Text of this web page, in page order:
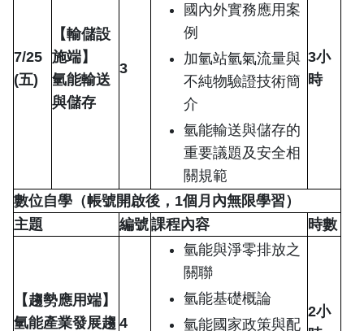
7/25
(五)
【輸儲設
施端】
氫能輸送
與儲存
3
國內外實務應用案
例
加氫站氫氣流量與
不純物驗證技術簡
介
氫能輸送與儲存的
重要議題及安全相
關規範
3小
時
數位自學（帳號開啟後，1個月內無限學習）
主題
編號課程內容 時數
【趨勢應用端】
氫能產業發展趨 4
氫能與淨零排放之
關聯
氫能基礎概論
氫能國家政策與配
2小